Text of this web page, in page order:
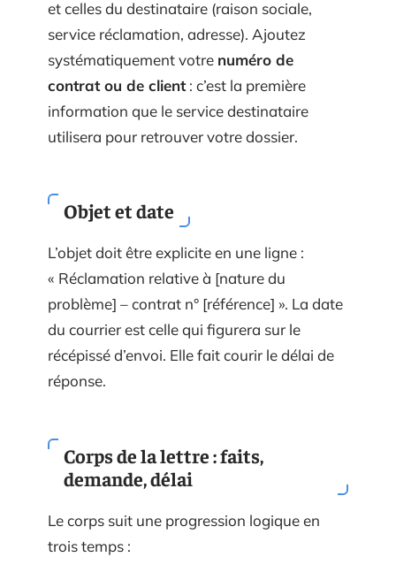
et celles du destinataire (raison sociale,
service réclamation, adresse). Ajoutez
systématiquement votre numéro de
contrat ou de client: c’est la première
information que le service destinataire
utilisera pour retrouver votre dossier.
Objet et date
L’objet doit être explicite en une ligne :
« Réclamation relative à [nature du
problème] – contrat n° [référence] ». La date
du courrier est celle qui figurera sur le
récépissé d’envoi. Elle fait courir le délai de
réponse.
Corps de la lettre : faits,
demande, délai
Le corps suit une progression logique en
trois temps :